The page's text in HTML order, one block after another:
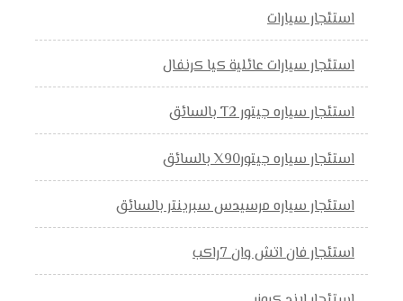
استئجار سيارات
استئجار سيارات عائلية كيا كرنفال
استئجار سياره جيتور T2 بالسائق
استئجار سياره جيتورX90 بالسائق
استئجار سياره مرسيدس سبرينتر بالسائق
استئجار فان اتش وان 7راكب